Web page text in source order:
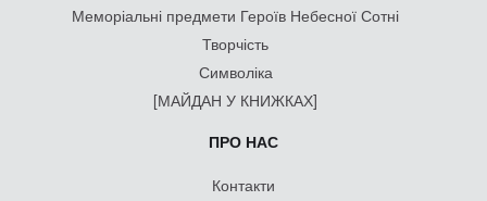
Меморіальні предмети Героїв Небесної Сотні
Творчість
Символіка
[МАЙДАН У КНИЖКАХ]
ПРО НАС
Контакти